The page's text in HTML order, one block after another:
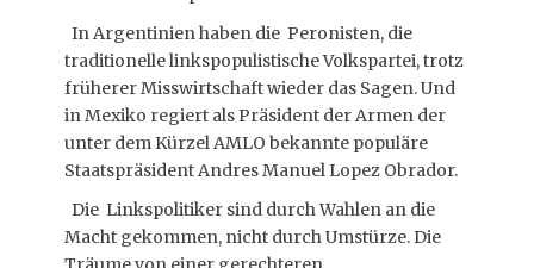
In Argentinien haben die Peronisten, die
traditionelle linkspopulistische Volkspartei, trotz
früherer Misswirtschaft wieder das Sagen. Und
in Mexiko regiert als Präsident der Armen der
unter dem Kürzel AMLO bekannte populäre
Staatspräsident Andres Manuel Lopez Obrador.
Die Linkspolitiker sind durch Wahlen an die
Macht gekommen, nicht durch Umstürze. Die